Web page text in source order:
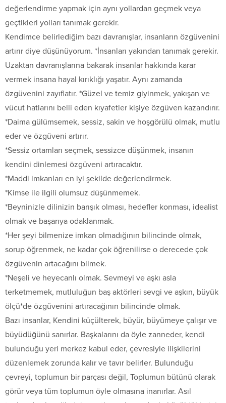
değerlendirme yapmak için aynı yollardan geçmek veya
geçtikleri yolları tanımak gerekir.
Kendimce belirlediğim bazı davranışlar, insanların özgüvenini
artırır diye düşünüyorum. *İnsanları yakından tanımak gerekir.
Uzaktan davranışlarına bakarak insanlar hakkında karar
vermek insana hayal kırıklığı yaşatır. Aynı zamanda
özgüvenini zayıflatır. *Güzel ve temiz giyinmek, yakışan ve
vücut hatlarını belli eden kıyafetler kişiye özgüven kazandırır.
*Daima gülümsemek, sessiz, sakin ve hoşgörülü olmak, mutlu
eder ve özgüveni artırır.
*Sessiz ortamları seçmek, sessizce düşünmek, insanın
kendini dinlemesi özgüveni artıracaktır.
*Maddi imkanları en iyi şekilde değerlendirmek.
*Kimse ile ilgili olumsuz düşünmemek.
*Beyninizle dilinizin barışık olması, hedefler konması, idealist
olmak ve başarıya odaklanmak.
*Her şeyi bilmenize imkan olmadığının bilincinde olmak,
sorup öğrenmek, ne kadar çok öğrenilirse o derecede çok
özgüvenin artacağını bilmek.
*Neşeli ve heyecanlı olmak. Sevmeyi ve aşkı asla
terketmemek, mutluluğun baş aktörleri sevgi ve aşkın, büyük
ölçü*de özgüvenini artıracağının bilincinde olmak.
Bazı insanlar, Kendini küçülterek, büyür, büyümeye çalışır ve
büyüdüğünü sanırlar. Başkalarını da öyle zanneder, kendi
bulunduğu yeri merkez kabul eder, çevresiyle ilişkilerini
düzenlemek zorunda kalır ve tavır belirler. Bulunduğu
çevreyi, toplumun bir parçası değil, Toplumun bütünü olarak
görür veya tüm toplumun öyle olmasına inanırlar. Asıl